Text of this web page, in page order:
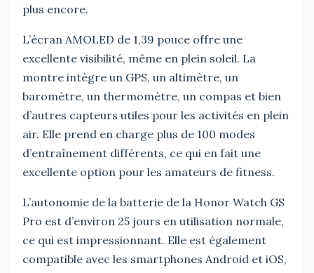
plus encore.
L’écran AMOLED de 1,39 pouce offre une
excellente visibilité, même en plein soleil. La
montre intègre un GPS, un altimètre, un
baromètre, un thermomètre, un compas et bien
d’autres capteurs utiles pour les activités en plein
air. Elle prend en charge plus de 100 modes
d’entraînement différents, ce qui en fait une
excellente option pour les amateurs de fitness.
L’autonomie de la batterie de la Honor Watch GS
Pro est d’environ 25 jours en utilisation normale,
ce qui est impressionnant. Elle est également
compatible avec les smartphones Android et iOS,